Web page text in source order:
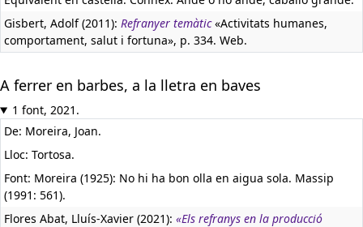
Gisbert, Adolf (2011): Refranyer temàtic«Activitats humanes,
comportament, salut i fortuna», p. 334. Web.
A ferrer en barbes, a la lletra en baves
1 font, 2021.
De: Moreira, Joan.
Lloc: Tortosa.
Font: Moreira (1925): No hi ha bon olla en aigua sola. Massip
(1991: 561).
Flores Abat, Lluís-Xavier (2021): «Els refranys en la producció